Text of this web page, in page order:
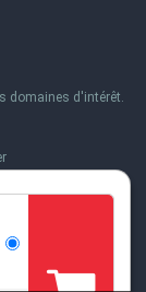
domaines d'intérêt.